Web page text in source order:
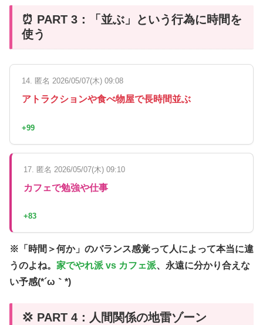
⏰ PART 3：「並ぶ」という行為に時間を
使う
14. 匿名 2026/05/07(木) 09:08
アトラクションや食べ物屋で長時間並ぶ
+99
17. 匿名 2026/05/07(木) 09:10
カフェで勉強や仕事
+83
※「時間＞何か」のバランス感覚って人によって本当に違
うのよね。 家でやれ派 vs カフェ派、永遠に分かり合えな
い予感(*´ω｀*)
💢 PART 4：人間関係の地雷ゾーン